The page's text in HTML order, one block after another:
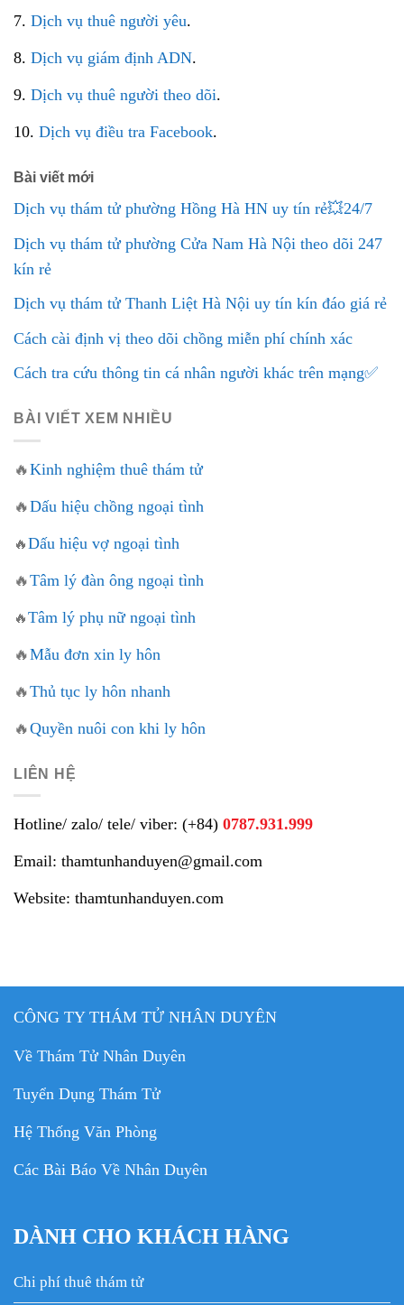
7. Dịch vụ thuê người yêu.
8. Dịch vụ giám định ADN.
9. Dịch vụ thuê người theo dõi.
10. Dịch vụ điều tra Facebook.
Bài viết mới
Dịch vụ thám tử phường Hồng Hà HN uy tín rẻ💥24/7
Dịch vụ thám tử phường Cửa Nam Hà Nội theo dõi 247
kín rẻ
Dịch vụ thám tử Thanh Liệt Hà Nội uy tín kín đáo giá rẻ
Cách cài định vị theo dõi chồng miễn phí chính xác
Cách tra cứu thông tin cá nhân người khác trên mạng✅
BÀI VIẾT XEM NHIỀU
🔥Kinh nghiệm thuê thám tử
🔥Dấu hiệu chồng ngoại tình
🔥Dấu hiệu vợ ngoại tình
🔥Tâm lý đàn ông ngoại tình
🔥Tâm lý phụ nữ ngoại tình
🔥Mẫu đơn xin ly hôn
🔥Thủ tục ly hôn nhanh
🔥Quyền nuôi con khi ly hôn
LIÊN HỆ
Hotline/ zalo/ tele/ viber: (+84) 0787.931.999
Email: thamtunhanduyen@gmail.com
Website: thamtunhanduyen.com
CÔNG TY THÁM TỬ NHÂN DUYÊN
Về Thám Tử Nhân Duyên
Tuyển Dụng Thám Tử
Hệ Thống Văn Phòng
Các Bài Báo Về Nhân Duyên
DÀNH CHO KHÁCH HÀNG
Chi phí thuê thám tử